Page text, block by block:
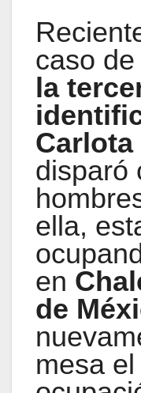
caso
la
Carlota
disparó
ella,
en
de
mesa